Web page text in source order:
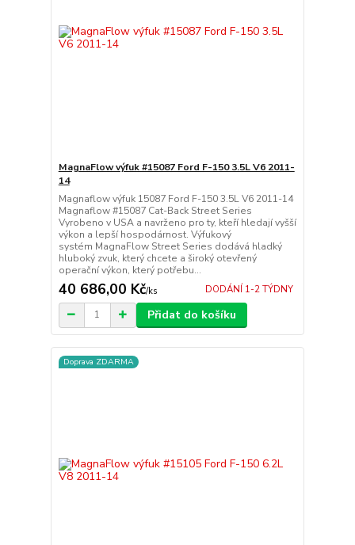
MagnaFlow výfuk #15087 Ford F-150 3.5L V6 2011-
14
Magnaflow výfuk 15087 Ford F-150 3.5L V6 2011-14
Magnaflow #15087 Cat-Back Street Series
Vyrobeno v USA a navrženo pro ty, kteří hledají vyšší
výkon a lepší hospodárnost. Výfukový
systém MagnaFlow Street Series dodává hladký
hluboký zvuk, který chcete a široký otevřený
operační výkon, který potřebu...
40 686,00 Kč/ks DODÁNÍ 1-2 TÝDNY
Přidat do košíku
Doprava ZDARMA